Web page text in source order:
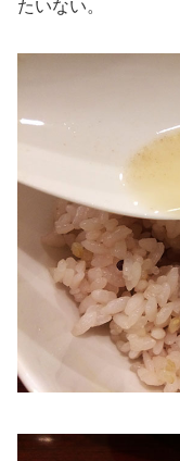
たいない。